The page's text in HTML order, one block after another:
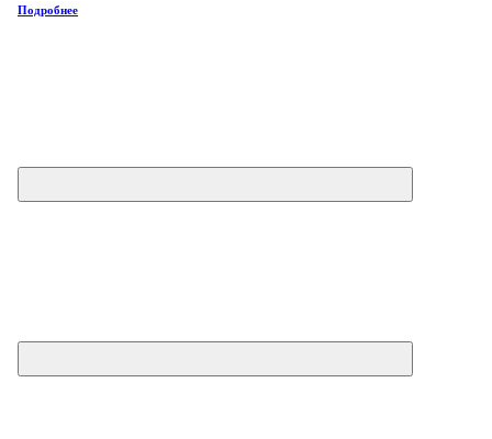
Подробнее